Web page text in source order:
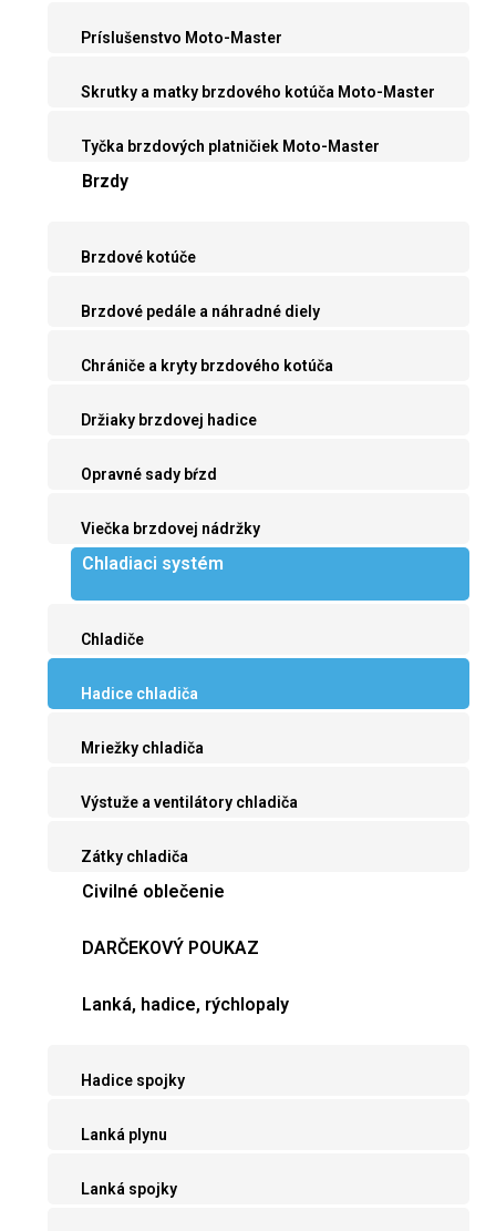
Príslušenstvo Moto-Master
Skrutky a matky brzdového kotúča Moto-Master
Tyčka brzdových platničiek Moto-Master
Brzdy
Brzdové kotúče
Brzdové pedále a náhradné diely
Chrániče a kryty brzdového kotúča
Držiaky brzdovej hadice
Opravné sady bŕzd
Viečka brzdovej nádržky
Chladiaci systém
Chladiče
Hadice chladiča
Mriežky chladiča
Výstuže a ventilátory chladiča
Zátky chladiča
Civilné oblečenie
DARČEKOVÝ POUKAZ
Lanká, hadice, rýchlopaly
Hadice spojky
Lanká plynu
Lanká spojky